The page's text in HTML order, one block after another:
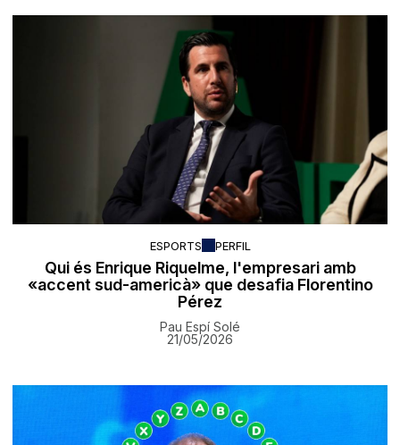
ESPORTS PERFIL
Qui és Enrique Riquelme, l'empresari amb
«accent sud-americà» que desafia Florentino
Pérez
Pau Espí Solé
21/05/2026